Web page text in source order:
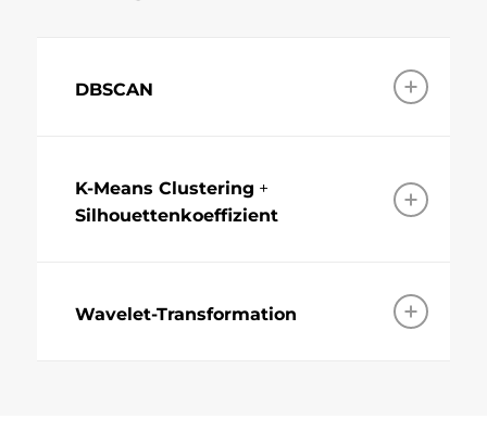
DBSCAN
K-Means Clustering +
Silhouettenkoeffizient
Wavelet-Transformation